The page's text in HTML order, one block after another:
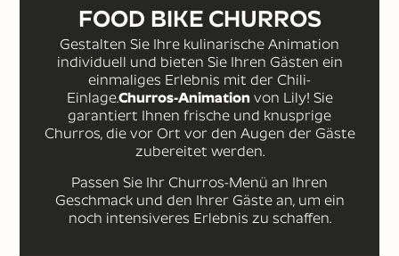
OOD BIKE CHURROS
Gestalten Sie Ihre kulinarische Animation
individuell und bieten Sie Ihren Gästen ein
einmaliges Erlebnis mit der Chili-
Einlage.Churros-Animation von Lily! Sie
garantiert Ihnen frische und knusprige
Churros, die vor Ort vor den Augen der Gäste
zubereitet werden.
Passen Sie Ihr Churros-Menü an Ihren
Geschmack und den Ihrer Gäste an, um ein
noch intensiveres Erlebnis zu schaffen.